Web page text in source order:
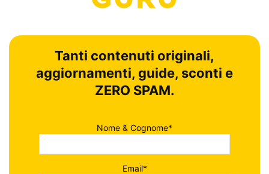
Tanti contenuti originali,
aggiornamenti, guide, sconti e
ZERO SPAM.
Nome & Cognome*
Email*